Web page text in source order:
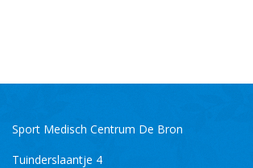
Sport Medisch Centrum De Bron
Tuinderslaantje 4